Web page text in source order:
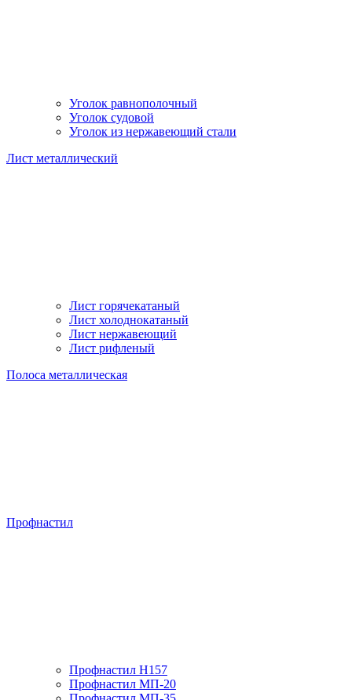
Уголок равнополочный
Уголок судовой
Уголок из нержавеющий стали
Лист металлический
Лист горячекатаный
Лист холоднокатаный
Лист нержавеющий
Лист рифленый
Полоса металлическая
Профнастил
Профнастил H157
Профнастил МП-20